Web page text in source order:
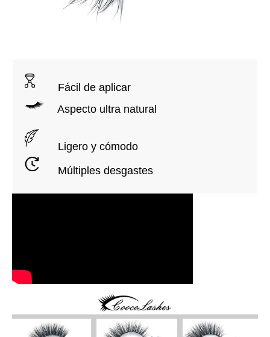
Fácil de aplicar
Aspecto ultra natural
Ligero y cómodo
Múltiples desgastes